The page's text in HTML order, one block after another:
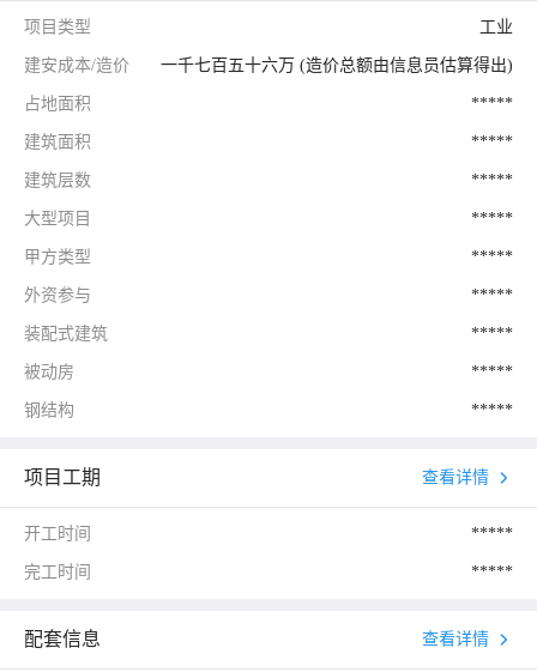
项目类型 工业
建安成本/造价 一千七百五十六万 (造价总额由信息员估算得出)
占地面积 *****
建筑面积 *****
建筑层数 *****
大型项目 *****
甲方类型 *****
外资参与 *****
装配式建筑 *****
被动房 *****
钢结构 *****
项目工期 查看详情
开工时间 *****
完工时间 *****
配套信息 查看详情